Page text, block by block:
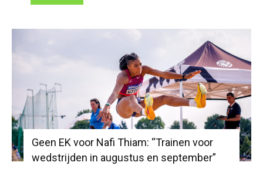
Geen EK voor Nafi Thiam: “Trainen voor
wedstrijden in augustus en september”